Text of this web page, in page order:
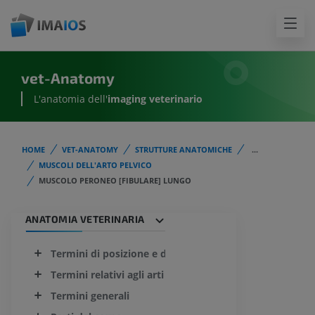
vet-Anatomy
L'anatomia dell'imaging veterinario
HOME VET-ANATOMY STRUTTURE ANATOMICHE
...
MUSCOLI DELL'ARTO PELVICO
MUSCOLO PERONEO [FIBULARE] LUNGO
ANATOMIA VETERINARIA
Termini di posizione e direzione che indicano le parti
Termini relativi agli arti
Termini generali